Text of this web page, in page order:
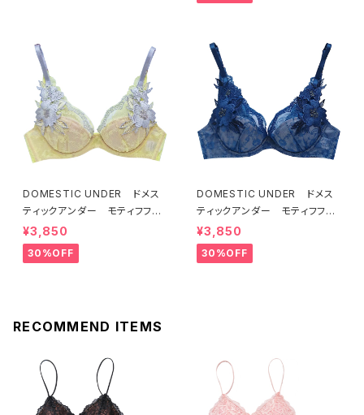
DOMESTIC UNDER ドメス
ティックアンダー モティフフル
ール ブラジャー（レモネード）
D2255 送料無料
¥3,850
30%OFF
DOMESTIC UNDER ドメス
ティックアンダー モティフフル
ール ブラジャー（ブルー）D22
55
¥3,850
30%OFF
RECOMMEND ITEMS